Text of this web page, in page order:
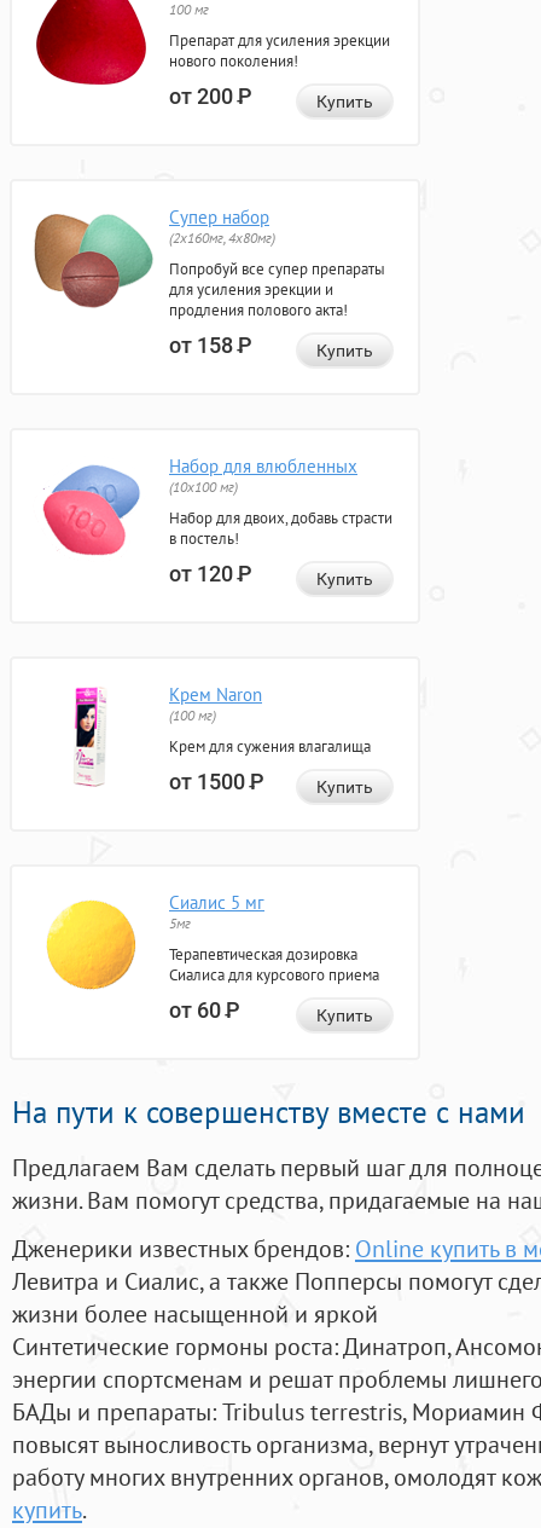
100 мг
Препарат для усиления эрекции
нового поколения!
от 200Р Купить
Супер набор
(2х160мг, 4х80мг)
Попробуй все супер препараты
для усиления эрекции и
продления полового акта!
от 158Р Купить
Набор для влюбленных
(10х100 мг)
Набор для двоих, добавь страсти
в постель!
от 120Р Купить
Крем Naron
(100 мг)
Крем для сужения влагалища
от 1500Р Купить
Сиалис 5 мг
5мг
Терапевтическая дозировка
Сиалиса для курсового приема
от 60Р Купить
На пути к совершенству вместе с нами
Предлагаем Вам сделать первый шаг для
жизни. Вам помогут средства, придагаемые на
Дженерики известных брендов: Online купить в
Левитра и Сиалис, а также Попперсы помогут
жизни более насыщенной и яркой
Синтетические гормоны роста: Динатроп,
энергии спортсменам и решат проблемы
БАДы и препараты:Tribulus terrestris, Мориамин
повысят выносливость организма, вернут
работу многих внутренних органов, омолодят
купить.